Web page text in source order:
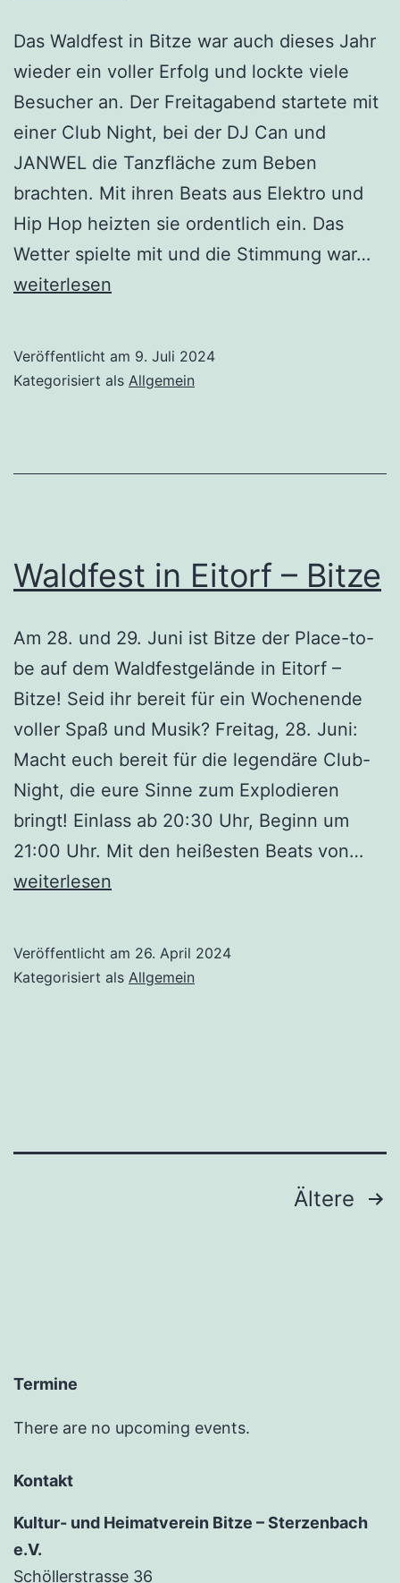
Das Waldfest in Bitze war auch dieses Jahr
wieder ein voller Erfolg und lockte viele
Besucher an. Der Freitagabend startete mit
einer Club Night, bei der DJ Can und
JANWEL die Tanzfläche zum Beben
brachten. Mit ihren Beats aus Elektro und
Hip Hop heizten sie ordentlich ein. Das
Wetter spielte mit und die Stimmung war…
weiterlesen
Veröffentlicht am 9. Juli 2024
Kategorisiert als Allgemein
Waldfest in Eitorf – Bitze
Am 28. und 29. Juni ist Bitze der Place-to-
be auf dem Waldfestgelände in Eitorf –
Bitze! Seid ihr bereit für ein Wochenende
voller Spaß und Musik? Freitag, 28. Juni:
Macht euch bereit für die legendäre Club-
Night, die eure Sinne zum Explodieren
bringt! Einlass ab 20:30 Uhr, Beginn um
21:00 Uhr. Mit den heißesten Beats von…
weiterlesen
Veröffentlicht am 26. April 2024
Kategorisiert als Allgemein
Seitennummerierung
Ältere
Termine
There are no upcoming events.
Kontakt
Kultur- und Heimatverein Bitze – Sterzenbach
e.V.
Schöllerstrasse 36